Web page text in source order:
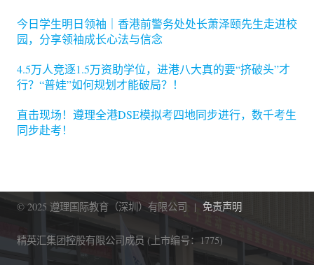
今日学生明日领袖｜香港前警务处处长萧泽颐先生走进校
园，分享领袖成长心法与信念
4.5万人竞逐1.5万资助学位，进港八大真的要“挤破头”才
行？“普娃”如何规划才能破局？！
直击现场！遵理全港DSE模拟考四地同步进行，数千考生
同步赴考！
© 2025 遵理国际教育（深圳）有限公司 | 免责声明
精英汇集团控股有限公司成员 (上市编号：1775)